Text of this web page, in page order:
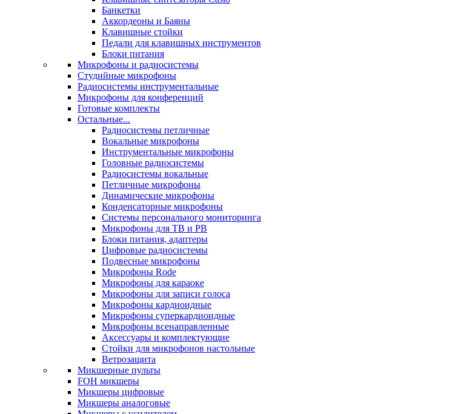
Банкетки
Аккордеоны и Баяны
Клавишные стойки
Педали для клавишных инструментов
Блоки питания
Микрофоны и радиосистемы
Студийные микрофоны
Радиосистемы инструментальные
Микрофоны для конференций
Готовые комплекты
Остальные...
Радиосистемы петличные
Вокальные микрофоны
Инструментальные микрофоны
Головные радиосистемы
Радиосистемы вокальные
Петличные микрофоны
Динамические микрофоны
Конденсаторные микрофоны
Системы персонального мониторинга
Микрофоны для ТВ и РВ
Блоки питания, адаптеры
Цифровые радиосистемы
Подвесные микрофоны
Микрофоны Rode
Микрофоны для караоке
Микрофоны для записи голоса
Микрофоны кардиоидные
Микрофоны суперкардиоидные
Микрофоны всенаправленные
Аксессуары и комплектующие
Стойки для микрофонов настольные
Ветрозащита
Микшерные пульты
FOH микшеры
Микшеры цифровые
Микшеры аналоговые